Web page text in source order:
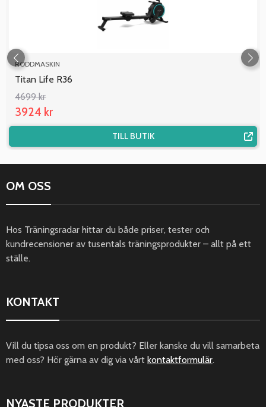
RODDMASKIN
Titan Life R36
4699 kr
3924 kr
TILL BUTIK
OM OSS
Hos Träningsradar hittar du både priser, tester och
kundrecensioner av tusentals träningsprodukter – allt på ett
ställe.
KONTAKT
Vill du tipsa oss om en produkt? Eller kanske du vill samarbeta
med oss? Hör gärna av dig via vårt kontaktformulär.
NYASTE PRODUKTER